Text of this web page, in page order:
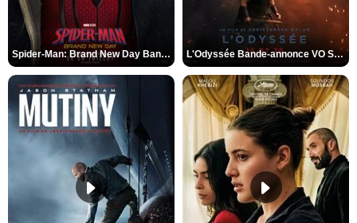
Spider-Man: Brand New Day Bande-annonce VO STFR L'Odyssée Bande-annonce VO STFR